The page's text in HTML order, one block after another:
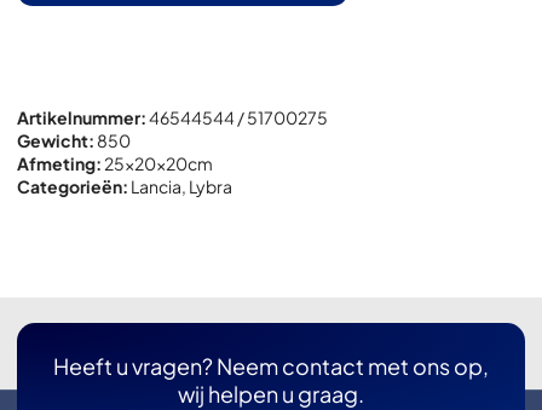
Artikelnummer:46544544 / 51700275
Gewicht: 850
Afmeting: 25x20x20cm
Categorieën: Lancia, Lybra
Heeft u vragen? Neem contact met ons op,
wij helpen u graag.